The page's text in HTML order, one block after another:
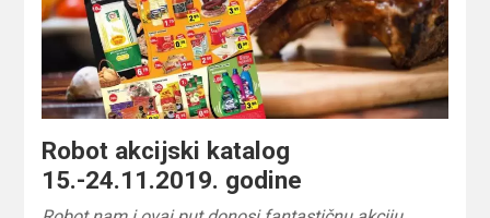
Robot akcijski katalog
15.-24.11.2019. godine